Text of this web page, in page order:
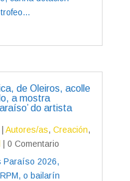
de Oleiros, acolle
a mostra
do artista
Autores/as, Creación,
| 0 Comentario
Paraíso 2026,
o bailarín